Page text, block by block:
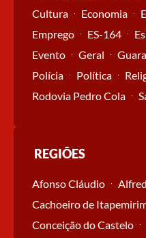
Cultura
Economia
Emprego
ES-164
Evento
Geral
Polícia
Política
Rodovia Pedro Cola
REGIÕES
Afonso Cláudio
Cachoeiro de
Conceição do Castelo